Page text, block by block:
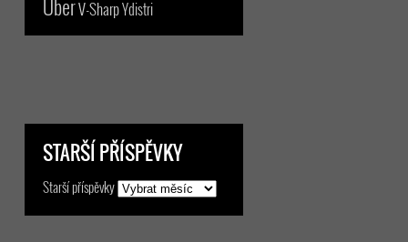
UberV-SharpYdistri
STARŠÍ PŘÍSPĚVKY
Starší příspěvky